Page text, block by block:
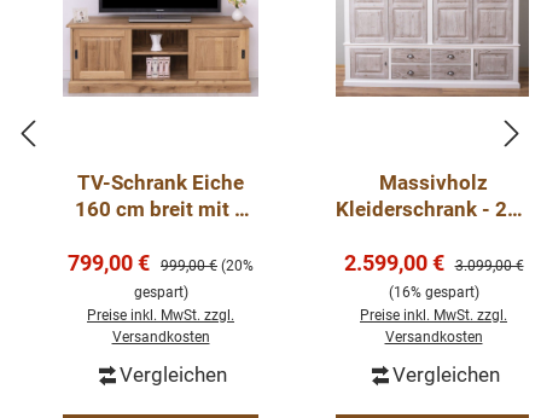
TV-Schrank Eiche
160 cm breit mit 2
Lowboard
Verkaufspreis:
799,00 € Regulärer Preis:
999,00 € (20%
gespart)
Preise inkl. MwSt. zzgl.
Versandkosten
Vergleichen
Massivholz
Kleiderschrank - 232
Schrank
Verkaufspreis:
2.599,00 € Regulärer
3.099,00 €
(16% gespart)
Preise inkl. MwSt. zzgl.
Versandkosten
Vergleichen